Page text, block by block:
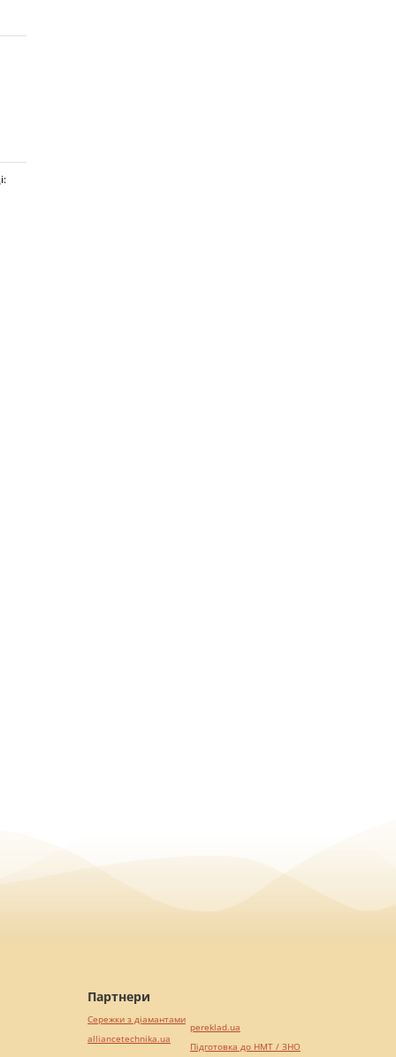
Партнери
Сережки з діамантами
alliancetechnika.ua
pereklad.ua
Підготовка до НМТ / ЗНО